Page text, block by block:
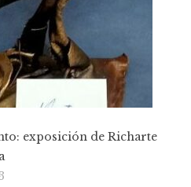
exposición de Richarte